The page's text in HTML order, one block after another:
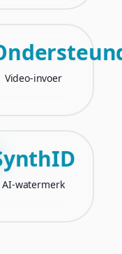
Video-invoer
AI-watermerk